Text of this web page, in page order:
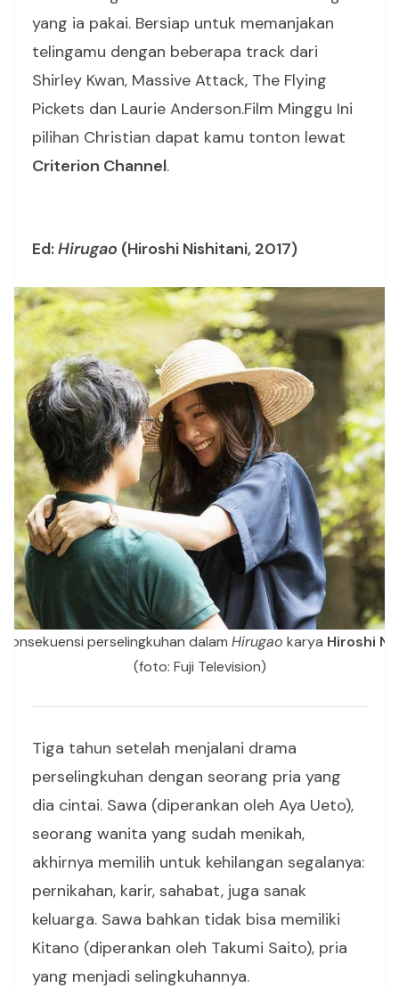
yang ia pakai. Bersiap untuk memanjakan
telingamu dengan beberapa track dari
Shirley Kwan, Massive Attack, The Flying
Pickets dan Laurie Anderson.Film Minggu Ini
pilihan Christian dapat kamu tonton lewat
Criterion Channel.
Ed:Hirugao (Hiroshi Nishitani, 2017)
konsekuensi perselingkuhan dalam Hirugao karya Hiroshi
(foto: Fuji Television)
Tiga tahun setelah menjalani drama
perselingkuhan dengan seorang pria yang
dia cintai. Sawa (diperankan oleh Aya Ueto),
seorang wanita yang sudah menikah,
akhirnya memilih untuk kehilangan segalanya:
pernikahan, karir, sahabat, juga sanak
keluarga. Sawa bahkan tidak bisa memiliki
Kitano (diperankan oleh Takumi Saito), pria
yang menjadi selingkuhannya.